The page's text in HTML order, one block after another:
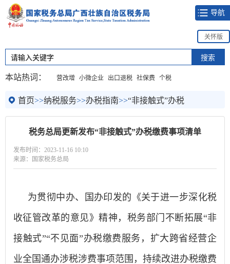
导航
关怀版
本站热词： 营改增 小微企业 出口退税 社保费 个税
首页>>纳税服务>>办税指南>>“非接触式”办税
税务总局更新发布“非接触式”办税缴费事项清单
发布时间：2023-11-16 10:10
来源：国家税务总局
为贯彻中办、国办印发的《关于进一步深化税
收征管改革的意见》精神，税务部门不断拓展“非
接触式”“不见面”办税缴费服务，扩大跨省经营企
业全国通办涉税涉费事项范围，持续改进办税缴费